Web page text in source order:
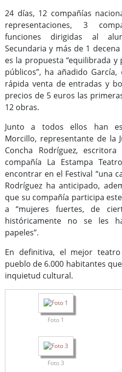
Programas Deportivos
24 días, 12 compañías
representaciones, 3
funciones dirigidas al
Secundaria y más de 1 decena
es la propuesta “equilibrada
públicos”, ha añadido
rápida venta de entradas y
precios de 5 euros las
12 obras.
Junto a todos ellos han
Morcillo, representante de la
Concha Rodríguez,
compañía La Estampa
encontrar en el Festival “una
Rodríguez ha anticipado,
que su compañía participa
a “mujeres fuertes, de
históricamente no se les
papeles”.
En definitiva, el mejor
pueblo de 6.000 habitantes
inquietud cultural.
Foto 1
Foto 3